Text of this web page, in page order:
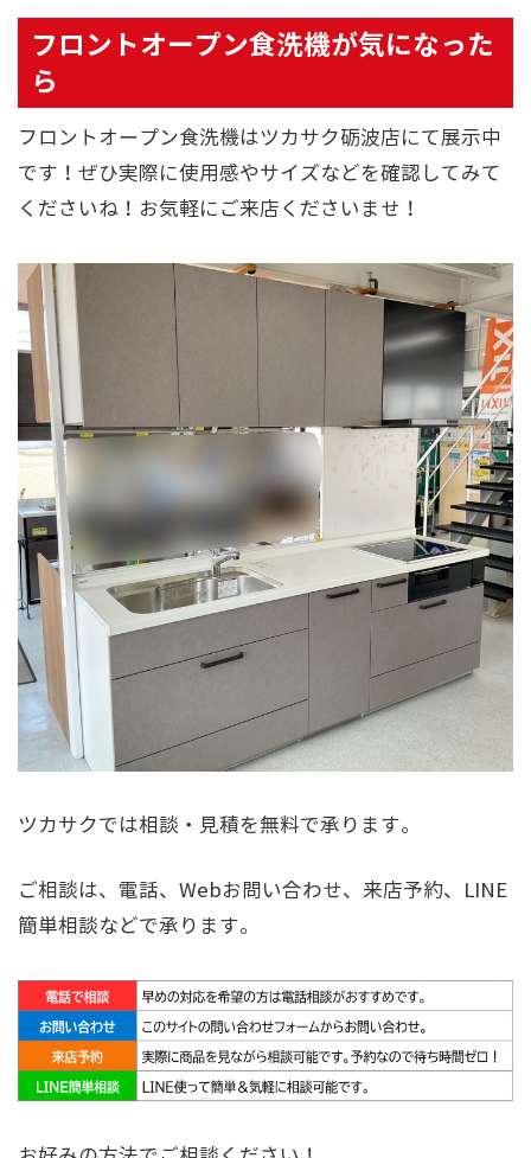
フロントオープン食洗機が気になった
ら
フロントオープン食洗機はツカサク砺波店にて展示中
です！ぜひ実際に使用感やサイズなどを確認してみて
くださいね！お気軽にご来店くださいませ！
ツカサクでは相談・見積を無料で承ります。
ご相談は、電話、Webお問い合わせ、来店予約、LINE
簡単相談などで承ります。